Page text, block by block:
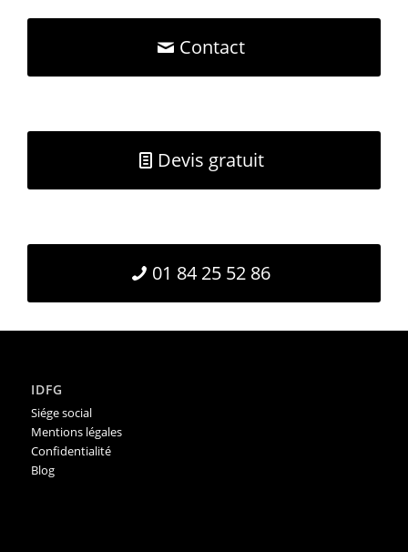
Contact
Devis gratuit
01 84 25 52 86
IDFG
Siége social
Mentions légales
Confidentialité
Blog